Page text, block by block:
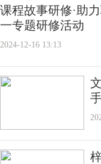
课程故事研修·助
一专题研修活动
2024-12-16 13:13